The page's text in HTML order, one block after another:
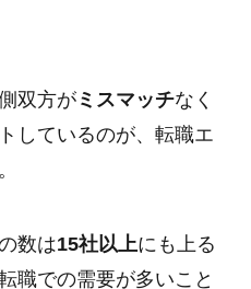
双方がミスマッチなく
しているのが、転職エ
数は15社以上にも上る
職での需要が多いこと